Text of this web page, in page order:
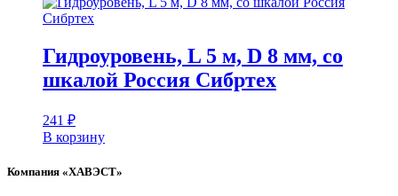
Гидроуровень, L 5 м, D 8 мм, со
шкалой Россия Сибртех
241 ₽
В корзину
Компания «ХАВЭСТ»